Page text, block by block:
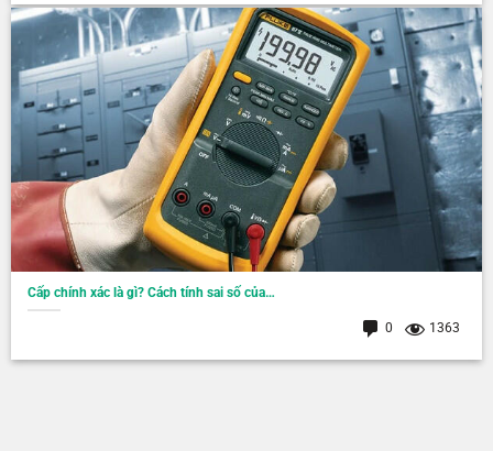
Cấp chính xác là gì? Cách tính sai số của…
0 1363